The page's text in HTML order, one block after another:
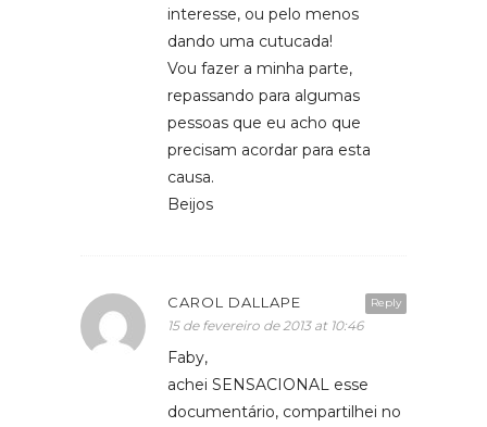
interesse, ou pelo menos
dando uma cutucada!
Vou fazer a minha parte,
repassando para algumas
pessoas que eu acho que
precisam acordar para esta
causa.
Beijos
Reply
CAROL DALLAPE
15 de fevereiro de 2013 at 10:46
Faby,
achei SENSACIONAL esse
documentário, compartilhei no